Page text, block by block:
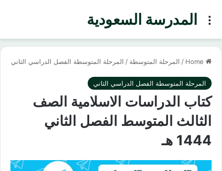
المدرسة السعوديةMenu
/ المرحلة المتوسطة / المرحلة المتوسطة الفصل الدراسي الثاني
المرحلة المتوسطة الفصل الدراسي الثاني
كتاب الدراسات الاسلامية الصف
الثالث المتوسط الفصل الثاني
1444 هـ